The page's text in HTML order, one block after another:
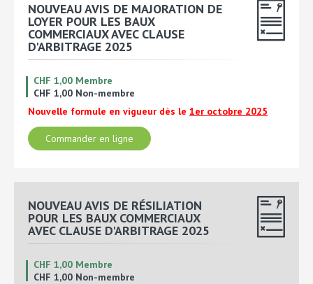
NOUVEAU AVIS DE MAJORATION DE
LOYER POUR LES BAUX
COMMERCIAUX AVEC CLAUSE
D'ARBITRAGE 2025
CHF 1,00 Membre
CHF 1,00 Non-membre
Nouvelle formule en vigueur dès le 1er octobre 2025
Commander en ligne
NOUVEAU AVIS DE RÉSILIATION
POUR LES BAUX COMMERCIAUX
AVEC CLAUSE D'ARBITRAGE 2025
CHF 1,00 Membre
CHF 1,00 Non-membre